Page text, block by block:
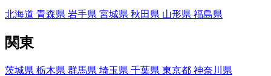
北海道 青森県 岩手県 宮城県 秋田県 山形県 福島県
関東
茨城県 栃木県 群馬県 埼玉県 千葉県 東京都 神奈川県